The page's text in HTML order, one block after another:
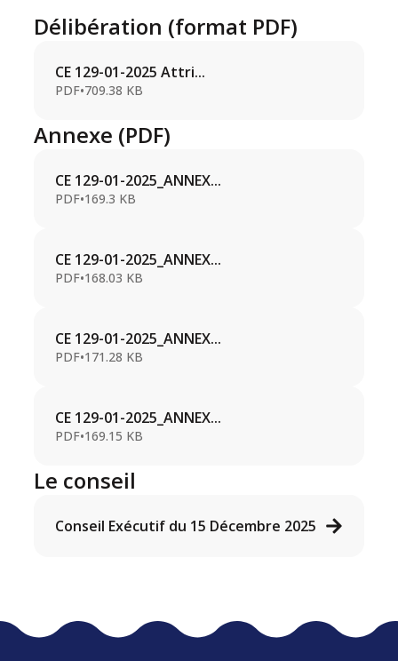
Délibération (format PDF)
CE 129-01-2025 Attri...
PDF•709.38 KB
Annexe (PDF)
CE 129-01-2025_ANNEX...
PDF•169.3 KB
CE 129-01-2025_ANNEX...
PDF•168.03 KB
CE 129-01-2025_ANNEX...
PDF•171.28 KB
CE 129-01-2025_ANNEX...
PDF•169.15 KB
Le conseil
Conseil Exécutif du 15 Décembre 2025